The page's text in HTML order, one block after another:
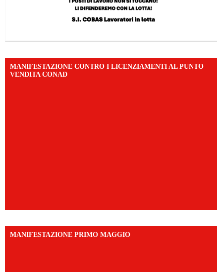
MANIFESTAZIONE CONTRO I LICENZIAMENTI AL PUNTO
VENDITA CONAD
MANIFESTAZIONE PRIMO MAGGIO